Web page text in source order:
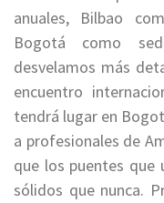
anuales, Bilbao
Bogotá como
desvelamos más
encuentro
tendrá lugar en
a profesionales de
que los puentes que
sólidos que nunca.